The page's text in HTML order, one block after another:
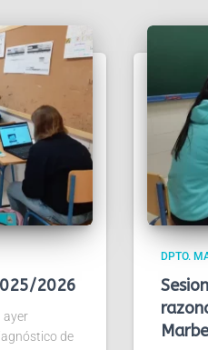
2026
de
DPTO.